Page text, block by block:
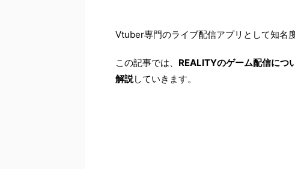
Vtuber専門のライブ配信アプリとして知名
この記事では、 REALITYのゲーム配信につ
解説していきます。